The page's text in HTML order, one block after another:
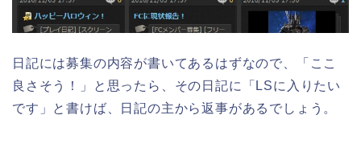
日記には募集の内容が書いてあるはずなので、「ここ
良さそう！」と思ったら、その日記に「LSに入りたい
です」と書けば、日記の主から返事があるでしょう。